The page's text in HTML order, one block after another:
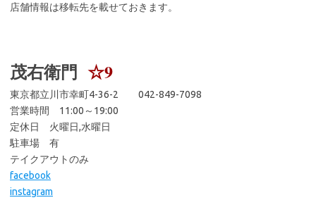
店舗情報は移転先を載せておきます。
茂右衛門 ☆9
東京都立川市幸町4-36-2 042-849-7098
営業時間 11:00～19:00
定休日 火曜日,水曜日
駐車場 有
テイクアウトのみ
facebook
instagram